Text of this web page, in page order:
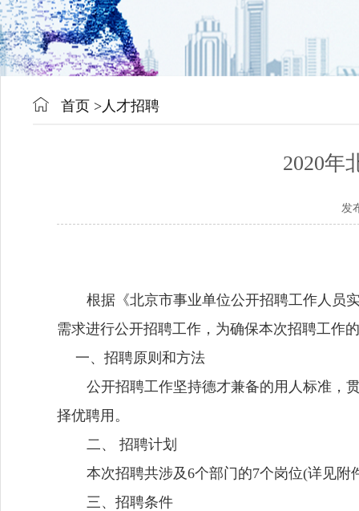
首页 >人才招聘
2020年
发
根据《北京市事业单位公开招聘工作人员
需求进行公开招聘工作，为确保本次招聘工作
一、招聘原则和方法
公开招聘工作坚持德才兼备的用人标准，
择优聘用。
二、 招聘计划
本次招聘共涉及6个部门的7个岗位(详见附
三、招聘条件